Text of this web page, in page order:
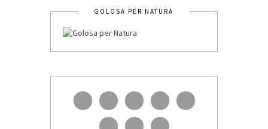
GOLOSA PER NATURA